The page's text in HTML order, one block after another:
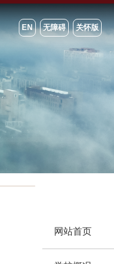
EN 无障碍 关怀版
网站首页